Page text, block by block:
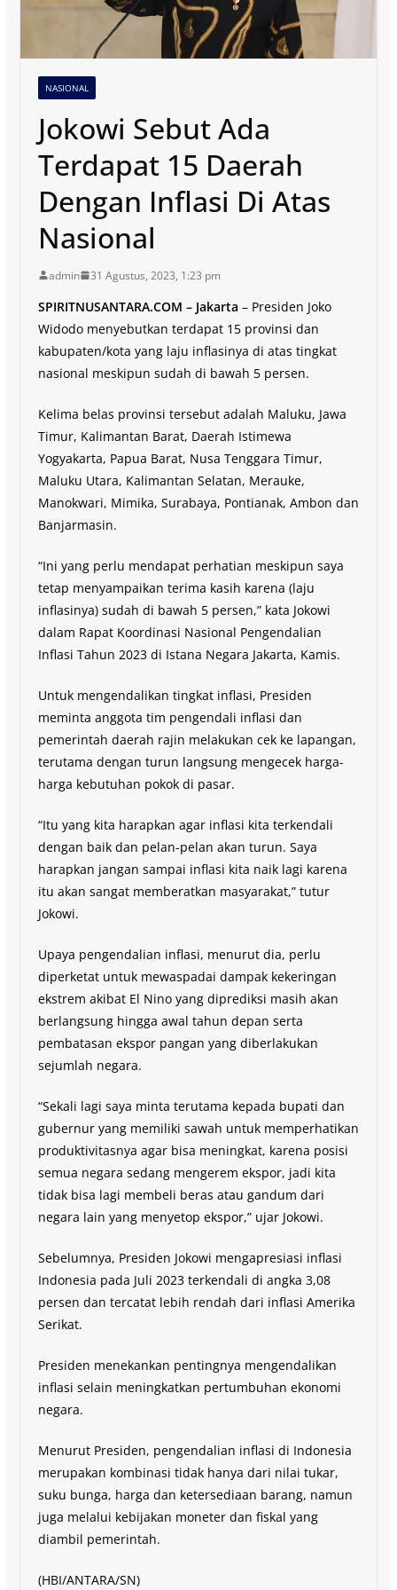
NASIONAL
Jokowi Sebut Ada
Terdapat 15 Daerah
Dengan Inflasi Di Atas
Nasional
admin 31 Agustus, 2023, 1:23 pm
SPIRITNUSANTARA.COM – Jakarta – Presiden Joko
Widodo menyebutkan terdapat 15 provinsi dan
kabupaten/kota yang laju inflasinya di atas tingkat
nasional meskipun sudah di bawah 5 persen.
Kelima belas provinsi tersebut adalah Maluku, Jawa
Timur, Kalimantan Barat, Daerah Istimewa
Yogyakarta, Papua Barat, Nusa Tenggara Timur,
Maluku Utara, Kalimantan Selatan, Merauke,
Manokwari, Mimika, Surabaya, Pontianak, Ambon dan
Banjarmasin.
“Ini yang perlu mendapat perhatian meskipun saya
tetap menyampaikan terima kasih karena (laju
inflasinya) sudah di bawah 5 persen,” kata Jokowi
dalam Rapat Koordinasi Nasional Pengendalian
Inflasi Tahun 2023 di Istana Negara Jakarta, Kamis.
Untuk mengendalikan tingkat inflasi, Presiden
meminta anggota tim pengendali inflasi dan
pemerintah daerah rajin melakukan cek ke lapangan,
terutama dengan turun langsung mengecek harga-
harga kebutuhan pokok di pasar.
“Itu yang kita harapkan agar inflasi kita terkendali
dengan baik dan pelan-pelan akan turun. Saya
harapkan jangan sampai inflasi kita naik lagi karena
itu akan sangat memberatkan masyarakat,” tutur
Jokowi.
Upaya pengendalian inflasi, menurut dia, perlu
diperketat untuk mewaspadai dampak kekeringan
ekstrem akibat El Nino yang diprediksi masih akan
berlangsung hingga awal tahun depan serta
pembatasan ekspor pangan yang diberlakukan
sejumlah negara.
“Sekali lagi saya minta terutama kepada bupati dan
gubernur yang memiliki sawah untuk memperhatikan
produktivitasnya agar bisa meningkat, karena posisi
semua negara sedang mengerem ekspor, jadi kita
tidak bisa lagi membeli beras atau gandum dari
negara lain yang menyetop ekspor,” ujar Jokowi.
Sebelumnya, Presiden Jokowi mengapresiasi inflasi
Indonesia pada Juli 2023 terkendali di angka 3,08
persen dan tercatat lebih rendah dari inflasi Amerika
Serikat.
Presiden menekankan pentingnya mengendalikan
inflasi selain meningkatkan pertumbuhan ekonomi
negara.
Menurut Presiden, pengendalian inflasi di Indonesia
merupakan kombinasi tidak hanya dari nilai tukar,
suku bunga, harga dan ketersediaan barang, namun
juga melalui kebijakan moneter dan fiskal yang
diambil pemerintah.
(HBI/ANTARA/SN)